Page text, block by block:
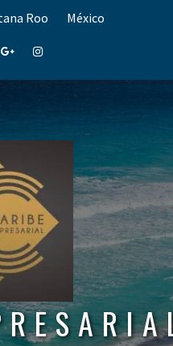
Roo México
Google+Instagram